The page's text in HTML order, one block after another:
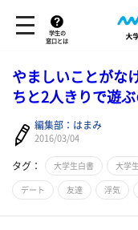
学生の
窓口とは
やましいことがな
ちと2人きりで遊
編集部：はまみ
2016/03/04
タグ： 大学生白書 大学生
デート 友達 浮気